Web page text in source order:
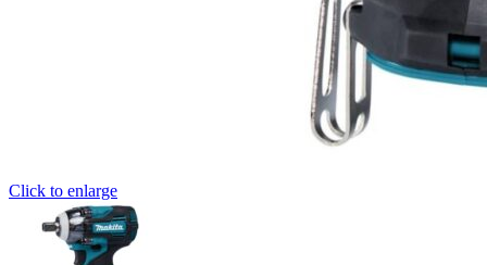
Click to enlarge